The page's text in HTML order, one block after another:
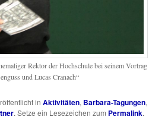
Rektor der Hochschule bei seinem Vortrag
und Lucas Cranach“
inAktivitäten, Barbara-Tagungen,
. Setze ein Lesezeichen zum Permalink.